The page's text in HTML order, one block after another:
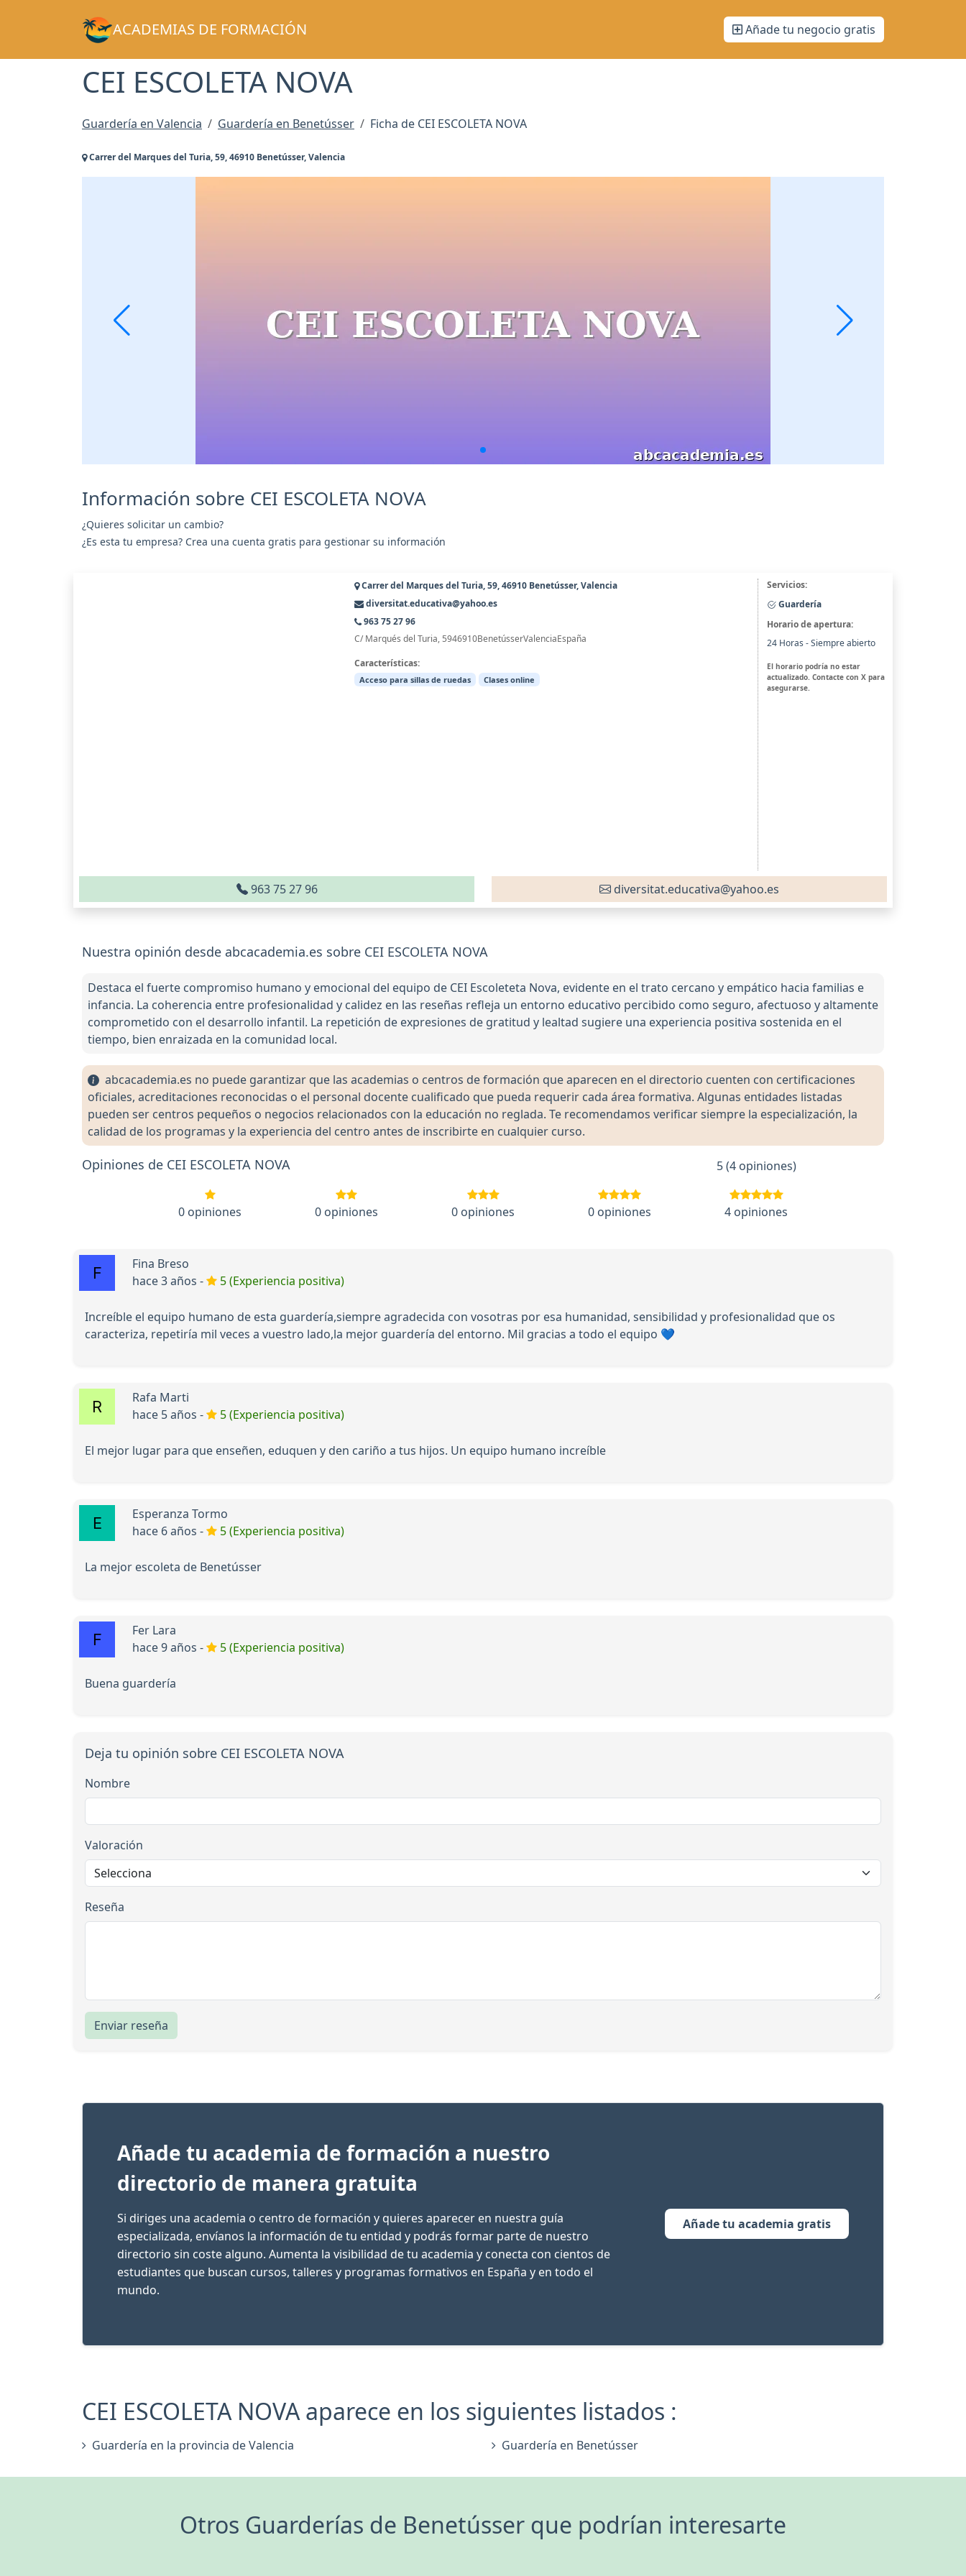
ACADEMIAS DE FORMACIÓN Añade tu negocio gratis
CEI ESCOLETA NOVA
Guardería en Valencia Guardería en Benetússer Ficha de CEI ESCOLETA NOVA
Carrer del Marques del Turia, 59, 46910 Benetússer, Valencia
Información sobre CEI ESCOLETA NOVA
¿Quieres solicitar un cambio?
¿Es esta tu empresa? Crea una cuenta gratis para gestionar su información
Carrer del Marques del Turia, 59, 46910 Benetússer, Valencia
diversitat.educativa@yahoo.es
963 75 27 96
C/ Marqués del Turia, 5946910BenetússerValenciaEspaña
Características:
Acceso para sillas de ruedas Clases online
Servicios:
Guardería
Horario de apertura:
24 Horas - Siempre abierto
El horario podría no estar
actualizado. Contacte con X para
asegurarse.
963 75 27 96 diversitat.educativa@yahoo.es
Nuestra opinión desde abcacademia.es sobre CEI ESCOLETA NOVA
Destaca el fuerte compromiso humano y emocional del equipo de CEI Escoleteta Nova, evidente en el trato cercano y empático hacia familias e
infancia. La coherencia entre profesionalidad y calidez en las reseñas refleja un entorno educativo percibido como seguro, afectuoso y altamente
comprometido con el desarrollo infantil. La repetición de expresiones de gratitud y lealtad sugiere una experiencia positiva sostenida en el
tiempo, bien enraizada en la comunidad local.
abcacademia.es no puede garantizar que las academias o centros de formación que aparecen en el directorio cuenten con certificaciones
oficiales, acreditaciones reconocidas o el personal docente cualificado que pueda requerir cada área formativa. Algunas entidades listadas
pueden ser centros pequeños o negocios relacionados con la educación no reglada. Te recomendamos verificar siempre la especialización, la
calidad de los programas y la experiencia del centro antes de inscribirte en cualquier curso.
Opiniones de CEI ESCOLETA NOVA 5 (4 opiniones)
0 opiniones 0 opiniones 0 opiniones 0 opiniones 4 opiniones
Fina Breso
hace 3 años -
5 (Experiencia positiva)
Increíble el equipo humano de esta guardería,siempre agradecida con vosotras por esa humanidad, sensibilidad y profesionalidad que os
caracteriza, repetiría mil veces a vuestro lado,la mejor guardería del entorno. Mil gracias a todo el equipo 💙
Rafa Marti
hace 5 años -
5 (Experiencia positiva)
El mejor lugar para que enseñen, eduquen y den cariño a tus hijos. Un equipo humano increíble
Esperanza Tormo
hace 6 años -
5 (Experiencia positiva)
La mejor escoleta de Benetússer
Fer Lara
hace 9 años -
5 (Experiencia positiva)
Buena guardería
Deja tu opinión sobre CEI ESCOLETA NOVA
Nombre
Valoración
Reseña
Enviar reseña
Añade tu academia de formación a nuestro
directorio de manera gratuita
Si diriges una academia o centro de formación y quieres aparecer en nuestra guía
especializada, envíanos la información de tu entidad y podrás formar parte de nuestro
directorio sin coste alguno. Aumenta la visibilidad de tu academia y conecta con cientos de
estudiantes que buscan cursos, talleres y programas formativos en España y en todo el
mundo.
Añade tu academia gratis
CEI ESCOLETA NOVA aparece en los siguientes listados :
Guardería en la provincia de Valencia Guardería en Benetússer
Otros Guarderías de Benetússer que podrían interesarte